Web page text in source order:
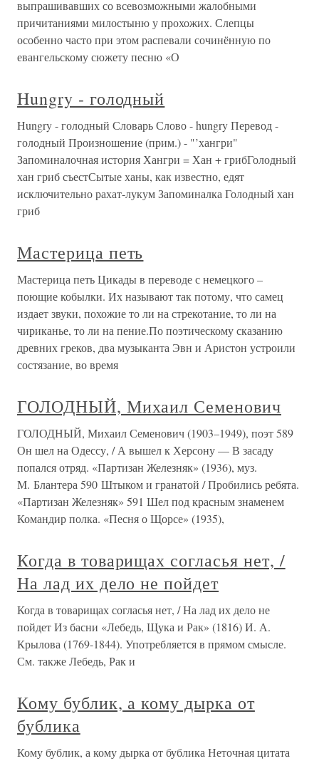
выпрашивавших со всевозможными жалобными
причитаниями милостыню у прохожих. Слепцы
особенно часто при этом распевали сочинённую по
евангельскому сюжету песню «О
Hungry - голодный
Hungry - голодный Словарь Слово - hungry Перевод -
голодный Произношение (прим.) - "’хангри"
Запоминалочная история Хангри = Хан + грибГолодный
хан гриб съестСытые ханы, как известно, едят
исключительно рахат-лукум Запоминалка Голодный хан
гриб
Мастерица петь
Мастерица петь Цикады в переводе с немецкого –
поющие кобылки. Их называют так потому, что самец
издает звуки, похожие то ли на стрекотание, то ли на
чириканье, то ли на пение.По поэтическому сказанию
древних греков, два музыканта Эвн и Аристон устроили
состязание, во время
ГОЛОДНЫЙ, Михаил Семенович
ГОЛОДНЫЙ, Михаил Семенович (1903–1949), поэт 589
Он шел на Одессу, / А вышел к Херсону — В засаду
попался отряд. «Партизан Железняк» (1936), муз.
М. Блантера 590 Штыком и гранатой / Пробились ребята.
«Партизан Железняк» 591 Шел под красным знаменем
Командир полка. «Песня о Щорсе» (1935),
Когда в товарищах согласья нет, /
На лад их дело не пойдет
Когда в товарищах согласья нет, / На лад их дело не
пойдет Из басни «Лебедь, Щука и Рак» (1816) И. А.
Крылова (1769-1844). Употребляется в прямом смысле.
См. также Лебедь, Рак и
Кому бублик, а кому дырка от
бублика
Кому бублик, а кому дырка от бублика Неточная цитата